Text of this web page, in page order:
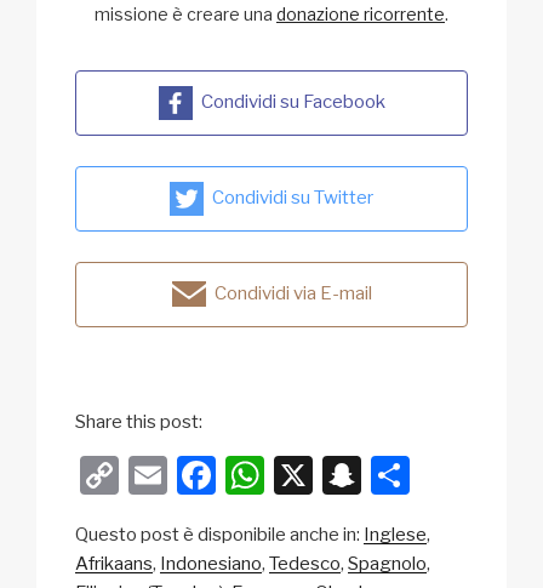
missione è creare una donazione ricorrente.
Condividi su Facebook
Condividi su Twitter
Condividi via E-mail
Share this post:
C
p
E
ail
F
c
W
at
X
S
a n
Questo post è disponibile anche in: Inglese
Afrikaans Indonesiano Tedesco Spagnolo